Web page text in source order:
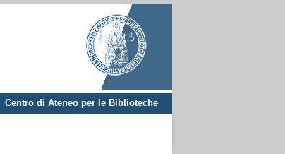
Centro di Ateneo per le Biblioteche